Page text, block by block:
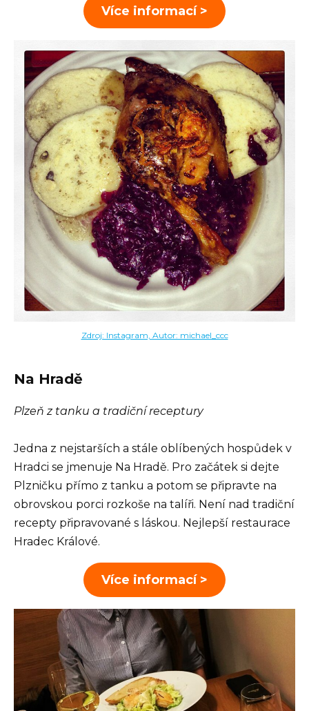
Více informací >
Zdroj: Instagram, Autor: michael_ccc
Na Hradě
Plzeň z tanku a tradiční receptury
Jedna z nejstarších a stále oblíbených hospůdek v
Hradci se jmenuje Na Hradě. Pro začátek si dejte
Plzničku přímo z tanku a potom se připravte na
obrovskou porci rozkoše na talíři. Není nad tradiční
recepty připravované s láskou. Nejlepší restaurace
Hradec Králové.
Více informací >